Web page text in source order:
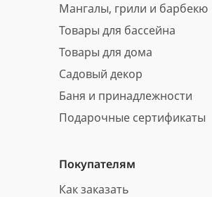
Мангалы, грили и барбекю
Товары для бассейна
Товары для дома
Садовый декор
Баня и принадлежности
Подарочные сертификаты
Покупателям
Как заказать